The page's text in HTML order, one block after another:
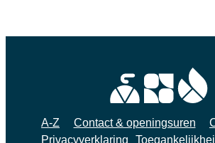
A-Z Contact & openingsuren
Privacyverklaring